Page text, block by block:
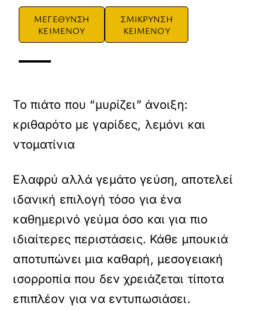
ΜΕΓΕΘΥΝΣΗ
ΚΕΙΜΕΝΟΥ
ΣΜΙΚΡΥΝΣΗ
ΚΕΙΜΕΝΟΥ
Το πιάτο που “μυρίζει” άνοιξη:
κριθαρότο με γαρίδες, λεμόνι και
ντοματίνια
Ελαφρύ αλλά γεμάτο γεύση, αποτελεί
ιδανική επιλογή τόσο για ένα
καθημερινό γεύμα όσο και για πιο
ιδιαίτερες περιστάσεις. Κάθε μπουκιά
αποτυπώνει μια καθαρή, μεσογειακή
ισορροπία που δεν χρειάζεται τίποτα
επιπλέον για να εντυπωσιάσει.